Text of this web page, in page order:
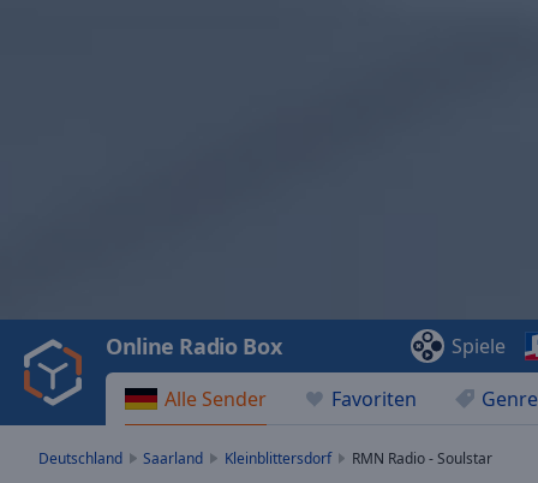
Video
Play
Backward
Skip
Alle Sender Favoriten
Online Radio Box Spiele
Deutschland Saarland Kleinblittersdorf RMN Radio - Soulstar